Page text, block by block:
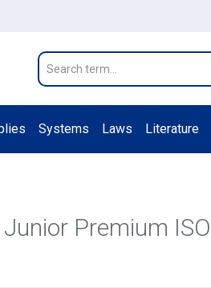
Systems Laws Literature
Premium ISO